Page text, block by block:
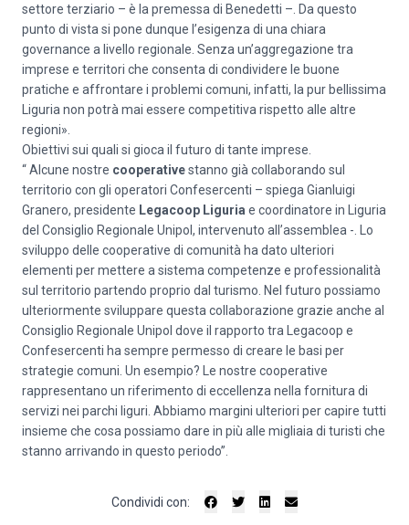
settore terziario – è la premessa di Benedetti –. Da questo
punto di vista si pone dunque l’esigenza di una chiara
governance a livello regionale. Senza un’aggregazione tra
imprese e territori che consenta di condividere le buone
pratiche e affrontare i problemi comuni, infatti, la pur bellissima
Liguria non potrà mai essere competitiva rispetto alle altre
regioni».
Obiettivi sui quali si gioca il futuro di tante imprese.
“ Alcune nostre cooperativestanno già collaborando sul
territorio con gli operatori Confesercenti – spiega Gianluigi
Granero, presidente Legacoop Liguria e coordinatore in Liguria
del Consiglio Regionale Unipol, intervenuto all’assemblea -. Lo
sviluppo delle cooperative di comunità ha dato ulteriori
elementi per mettere a sistema competenze e professionalità
sul territorio partendo proprio dal turismo. Nel futuro possiamo
ulteriormente sviluppare questa collaborazione grazie anche al
Consiglio Regionale Unipol dove il rapporto tra Legacoop e
Confesercenti ha sempre permesso di creare le basi per
strategie comuni. Un esempio? Le nostre cooperative
rappresentano un riferimento di eccellenza nella fornitura di
servizi nei parchi liguri. Abbiamo margini ulteriori per capire tutti
insieme che cosa possiamo dare in più alle migliaia di turisti che
stanno arrivando in questo periodo”.
Condividi con: